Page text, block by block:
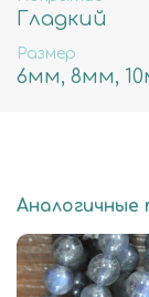
Гладкий
Размер
6мм, 8мм,
Аналогичные